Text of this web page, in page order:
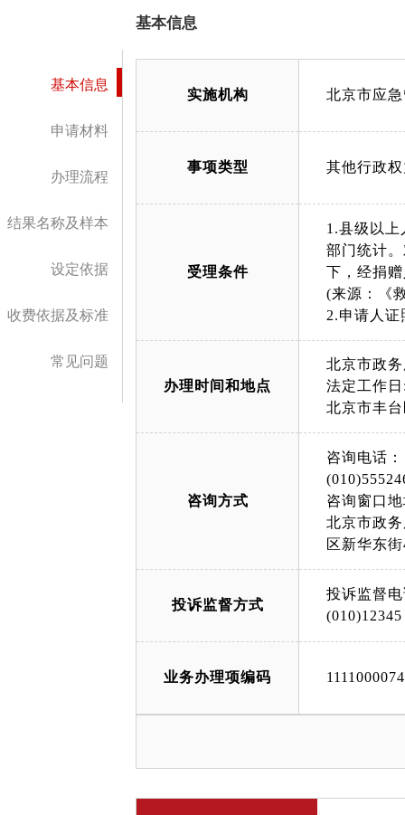
基本信息
申请材料
办理流程
结果名称及样本
设定依据
收费依据及标准
常见问题
基本信息
实施机构 北京市应
事项类型 其他行政
受理条件
1.县级以
部门统计
下，经捐
(来源：《
2.申请人
办理时间和地点
北京市政
法定工作
北京市丰
咨询方式
咨询电话：
咨询窗口
北京市政
区新华东
投诉监督方式
投诉监督
(010)12345
业务办理项编码